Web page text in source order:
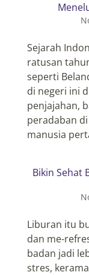
Sejarah
ratusan
seperti
di negeri ini
penjajahan,
peradaban
manusia
Bikin Sehat
Liburan itu
dan me-
badan jadi
stres,